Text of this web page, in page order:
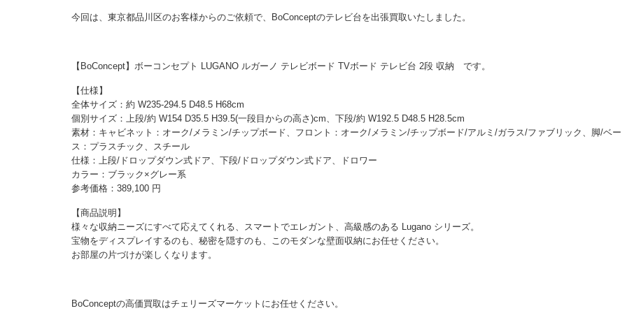
今回は、東京都品川区のお客様からのご依頼で、BoConceptのテレビ台を出張買取いたしました。
【BoConcept】ボーコンセプト LUGANO ルガーノ テレビボード TVボード テレビ台 2段 収納 です。
【仕様】
全体サイズ：約 W235-294.5 D48.5 H68cm
個別サイズ：上段/約 W154 D35.5 H39.5(一段目からの高さ)cm、下段/約 W192.5 D48.5 H28.5cm
素材：キャビネット：オーク/メラミン/チップボード、フロント：オーク/メラミン/チップボード/アルミ/ガラス/ファブリック、脚/ベー
ス：プラスチック、スチール
仕様：上段/ドロップダウン式ドア、下段/ドロップダウン式ドア、ドロワー
カラー：ブラック×グレー系
参考価格：389,100 円
【商品説明】
様々な収納ニーズにすべて応えてくれる、スマートでエレガント、高級感のある Lugano シリーズ。
宝物をディスプレイするのも、秘密を隠すのも、このモダンな壁面収納にお任せください。
お部屋の片づけが楽しくなります。
BoConceptの高価買取はチェリーズマーケットにお任せください。